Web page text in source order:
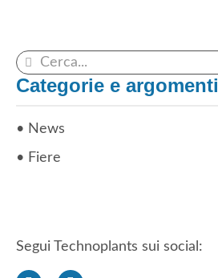
Categorie e argomenti
News
Fiere
Segui Technoplants sui social: